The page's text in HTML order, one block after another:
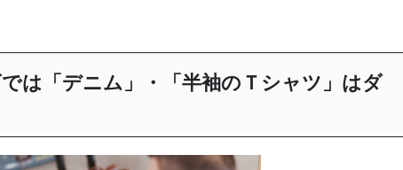
は「デニム」・「半袖のＴシャツ」はダ